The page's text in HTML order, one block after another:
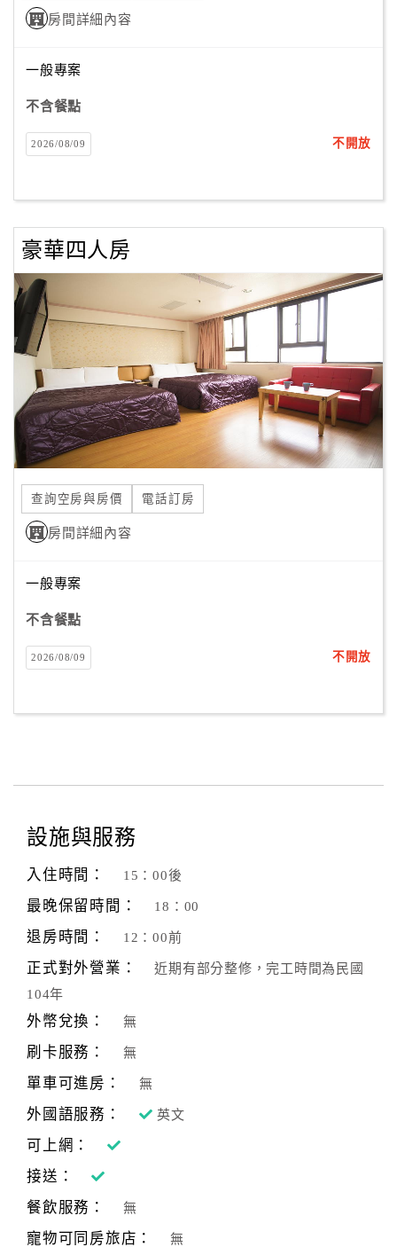
利
查
訂
房
Q&A
旅
卡
訂
房
款
收
據
合
作
提
案
店
作
作
旅
伴
劃
商
品
宣
房間詳細內容
一般專案
不含餐點
2026/08/09 不開放
豪華四人房
查詢空房與房價 電話訂房
房間詳細內容
一般專案
不含餐點
2026/08/09 不開放
設施與服務
入住時間： 15：00後
最晚保留時間： 18：00
退房時間： 12：00前
正式對外營業：
近期有部分整修，完工時間為民國
104年
外幣兌換： 無
刷卡服務： 無
單車可進房： 無
外國語服務： 英文
可上網：
接送：
餐飲服務：
無
寵物可同房旅店： 無